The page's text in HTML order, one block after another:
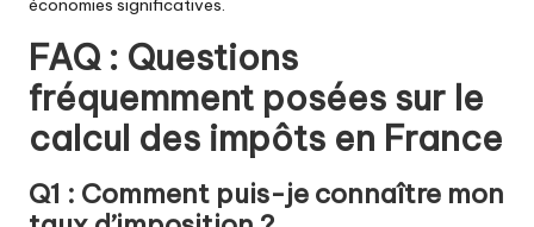
économies significatives.
FAQ : Questions
fréquemment posées sur le
calcul des impôts en France
Q1 : Comment puis-je connaître mon